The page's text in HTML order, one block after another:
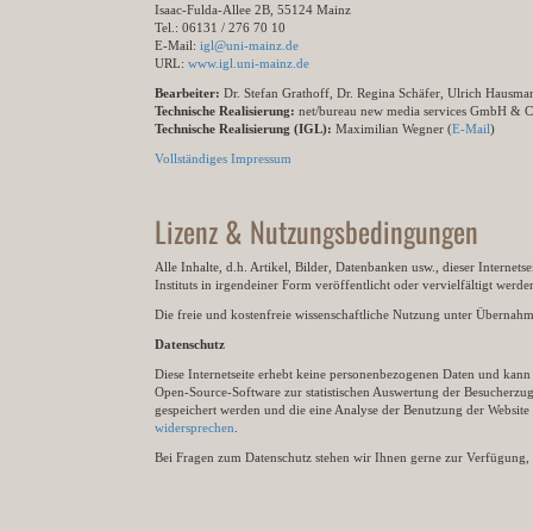
Isaac-Fulda-Allee 2B, 55124 Mainz
Tel.: 06131 / 276 70 10
E-Mail: igl@uni-mainz.de
URL: www.igl.uni-mainz.de
Bearbeiter: Dr. Stefan Grathoff, Dr. Regina Schäfer, Ulrich
Technische Realisierung: net/bureau new media services GmbH &
Technische Realisierung (IGL): Maximilian Wegner (E-Mail)
Vollständiges Impressum
Lizenz & Nutzungsbedingungen
Alle Inhalte, d.h. Artikel, Bilder, Datenbanken usw., dieser
Instituts in irgendeiner Form veröffentlicht oder vervielfältigt
Die freie und kostenfreie wissenschaftliche Nutzung unter
Datenschutz
Diese Internetseite erhebt keine personenbezogenen Daten und
Open-Source-Software zur statistischen Auswertung der
gespeichert werden und die eine Analyse der Benutzung der
widersprechen
Bei Fragen zum Datenschutz stehen wir Ihnen gerne zur